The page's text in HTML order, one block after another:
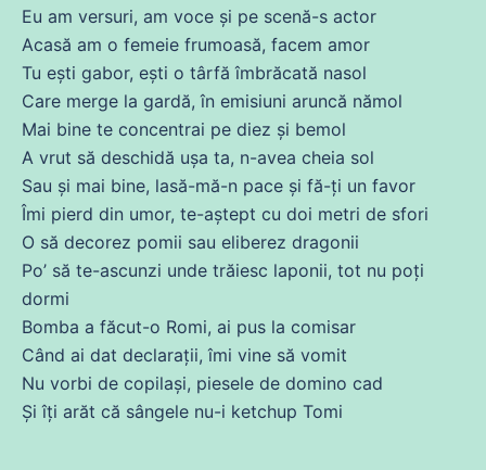
Eu am versuri, am voce și pe scenă-s actor
Acasă am o femeie frumoasă, facem amor
Tu ești gabor, ești o târfă îmbrăcată nasol
Care merge la gardă, în emisiuni aruncă nămol
Mai bine te concentrai pe diez și bemol
A vrut să deschidă ușa ta, n-avea cheia sol
Sau și mai bine, lasă-mă-n pace și fă-ți un favor
Îmi pierd din umor, te-aștept cu doi metri de sfori
O să decorez pomii sau eliberez dragonii
Po’ să te-ascunzi unde trăiesc laponii, tot nu poți
dormi
Bomba a făcut-o Romi, ai pus la comisar
Când ai dat declarații, îmi vine să vomit
Nu vorbi de copilași, piesele de domino cad
Și îți arăt că sângele nu-i ketchup Tomi